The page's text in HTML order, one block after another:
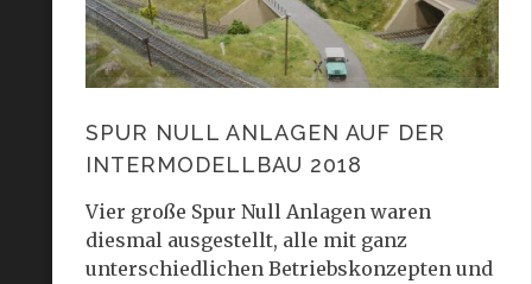
SPUR NULL ANLAGEN AUF DER
INTERMODELLBAU 2018
Vier große Spur Null Anlagen waren
diesmal ausgestellt, alle mit ganz
unterschiedlichen Betriebskonzepten und